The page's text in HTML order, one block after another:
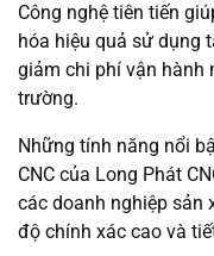
Công nghệ tiên tiến
hóa hiệu quả sử dụng
giảm chi phí vận hành
trường.
Những tính năng nổi
CNC của Long Phát
các doanh nghiệp sản
độ chính xác cao và